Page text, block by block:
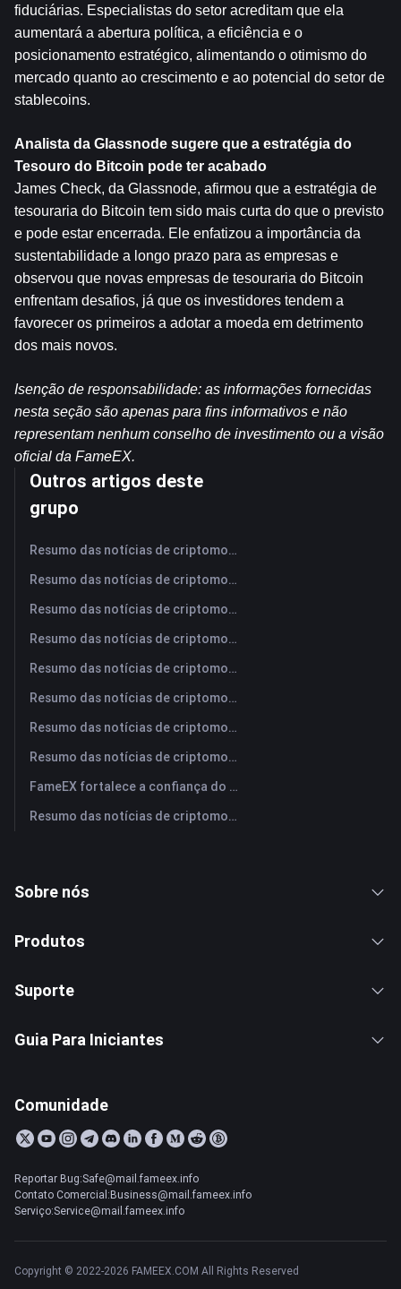
fiduciárias. Especialistas do setor acreditam que ela
aumentará a abertura política, a eficiência e o
posicionamento estratégico, alimentando o otimismo do
mercado quanto ao crescimento e ao potencial do setor de
stablecoins.
Analista da Glassnode sugere que a estratégia do
Tesouro do Bitcoin pode ter acabado
James Check, da Glassnode, afirmou que a estratégia de
tesouraria do Bitcoin tem sido mais curta do que o previsto
e pode estar encerrada. Ele enfatizou a importância da
sustentabilidade a longo prazo para as empresas e
observou que novas empresas de tesouraria do Bitcoin
enfrentam desafios, já que os investidores tendem a
favorecer os primeiros a adotar a moeda em detrimento
dos mais novos.
Isenção de responsabilidade: as informações fornecidas
nesta seção são apenas para fins informativos e não
representam nenhum conselho de investimento ou a visão
oficial da FameEX.
Outros artigos deste
grupo
Resumo das notícias de criptomoedas da FameEX hoje | 7 de agosto de 2026
Resumo das notícias de criptomoedas da FameEX hoje | 6 de agosto de 2026
Resumo das notícias de criptomoedas da FameEX hoje | 5 de agosto de 2026
Resumo das notícias de criptomoedas da FameEX hoje | 4 de agosto de 2026
Resumo das notícias de criptomoedas da FameEX hoje | 3 de agosto de 2026
Resumo das notícias de criptomoedas da FameEX hoje | 31 de julho de 2026
Resumo das notícias de criptomoedas da FameEX hoje | 30 de julho de 2026
Resumo das notícias de criptomoedas da FameEX hoje | 29 de julho de 2026
FameEX fortalece a confiança do usuário por meio de oito anos de operações estáveis ​​e crescimento global
Resumo das notícias de criptomoedas da FameEX hoje | 28 de julho de 2026
Sobre nós
Produtos
Suporte
Guia Para Iniciantes
Comunidade
Reportar Bug:Safe@mail.fameex.info
Contato Comercial:Business@mail.fameex.info
Serviço:Service@mail.fameex.info
Copyright © 2022-2026 FAMEEX.COM All Rights Reserved